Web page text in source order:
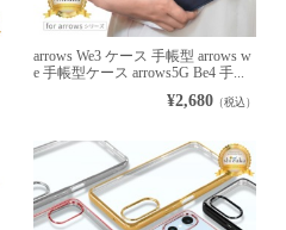
arrows We3 ケース 手帳型 arrows w
e 手帳型ケース arrows5G Be4 手...
¥2,680 （税込）